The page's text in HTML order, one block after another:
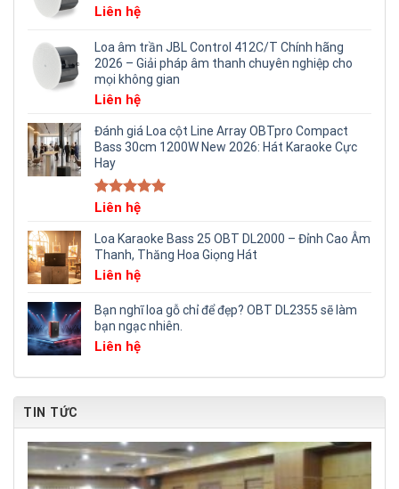
Liên hệ
Loa âm trần JBL Control 412C/T Chính hãng
2026 – Giải pháp âm thanh chuyên nghiệp cho
mọi không gian
Liên hệ
Đánh giá Loa cột Line Array OBTpro Compact
Bass 30cm 1200W New 2026: Hát Karaoke Cực
Hay
Rated5.00
Liên hệ
Loa Karaoke Bass 25 OBT DL2000 – Đỉnh Cao Âm
Thanh, Thăng Hoa Giọng Hát
Liên hệ
Bạn nghĩ loa gỗ chỉ để đẹp? OBT DL2355 sẽ làm
bạn ngạc nhiên.
Liên hệ
TIN TỨC